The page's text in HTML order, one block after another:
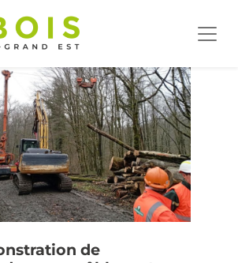
:CÂBLE
de